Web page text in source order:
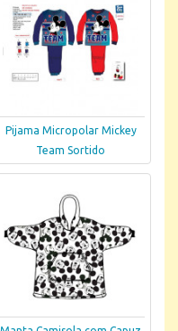
Pijama Micropolar Mickey
Team Sortido